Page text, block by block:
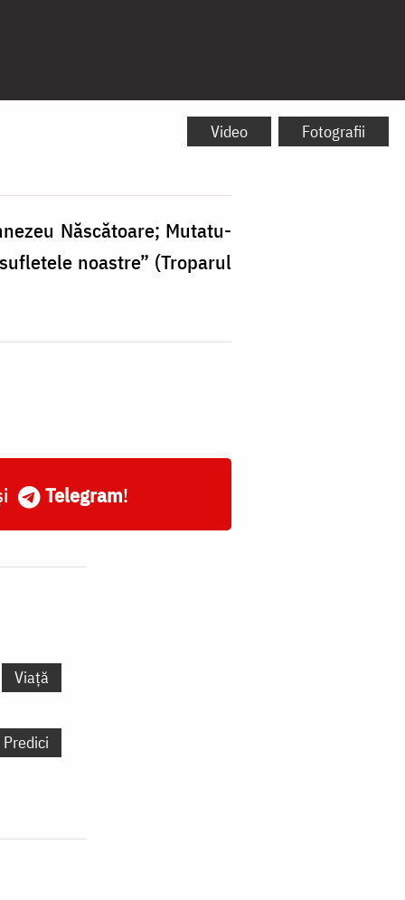
Video Fotografii
Născătoare; Mutatu-
noastre” (Troparul
Telegram!
Viață
Predici